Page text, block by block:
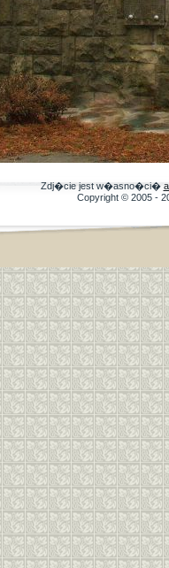
Zdj�cie jest w�asno�ci�
Copyright © 2005 -